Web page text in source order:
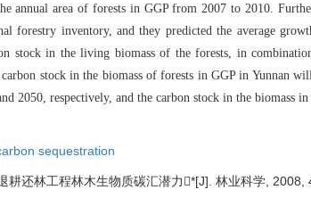
annual area of forests in GGP from 2007 to 2010.
forestry inventory, and they predicted the average
stock in the living biomass of the forests, in
stock in the biomass of forests in GGP in Yunnan
2050, respectively, and the carbon stock in the biomass
sequestration
耕还林工程林木生物质碳汇潜力*[J]. 林业科学, 2008,